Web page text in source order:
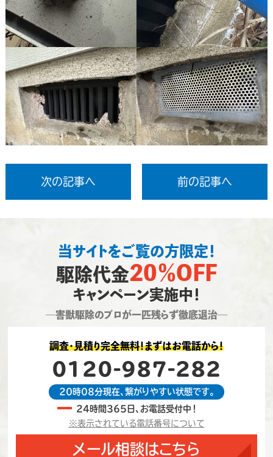
次の記事へ 前の記事へ
当サイトをご覧の方限定！
駆除代金20％OFF
キャンペーン実施中！
―害獣駆除のプロが一匹残らず徹底退治―
調査・見積り完全無料！まずはお電話から！
0120-987-282
20時08分現在、繋がりやすい状態です。
24時間365日、お電話受付中！
※表示されている電話番号について
メール相談はこちら